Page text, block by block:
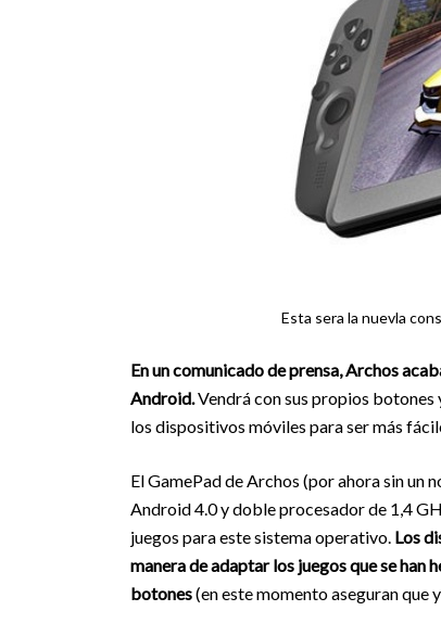
Esta sera la nuevla
En un comunicado de prensa, Archos
Android.Vendrá con sus propios botones
los dispositivos móviles para ser más
El GamePad de Archos (por ahora sin
Android 4.0 y doble procesador de 1,4
juegos para este sistema operativo. Los
manera de adaptar los juegos que se han
botones(en este momento aseguran que